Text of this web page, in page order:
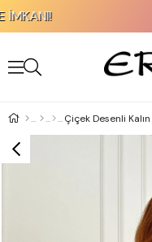
Çiçek Desenli